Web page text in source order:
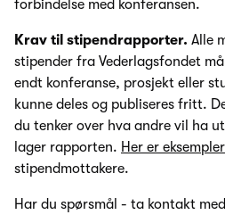
forbindelse med konferansen.
Krav til stipendrapporter. Alle
stipender fra Vederlagsfondet
endt konferanse, prosjekt eller
kunne deles og publiseres fritt.
du tenker over hva andre vil ha
lager rapporten. Her er eksempler
stipendmottakere.
Har du spørsmål - ta kontakt